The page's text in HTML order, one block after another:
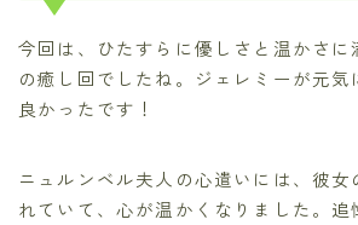
今回は、ひたすらに優しさと温かさに
の癒し回でしたね。ジェレミーが元気
良かったです！
ニュルンベル夫人の心遣いには、彼
れていて、心が温かくなりました。追